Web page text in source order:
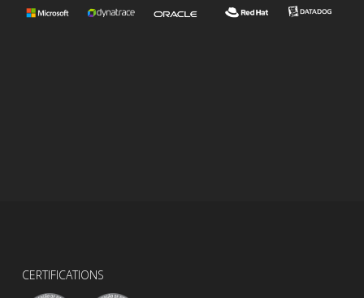
CERTIFICATIONS